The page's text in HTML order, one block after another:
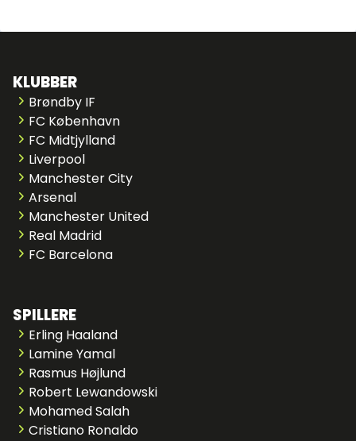
KLUBBER
Brøndby IF
FC København
FC Midtjylland
Liverpool
Manchester City
Arsenal
Manchester United
Real Madrid
FC Barcelona
SPILLERE
Erling Haaland
Lamine Yamal
Rasmus Højlund
Robert Lewandowski
Mohamed Salah
Cristiano Ronaldo